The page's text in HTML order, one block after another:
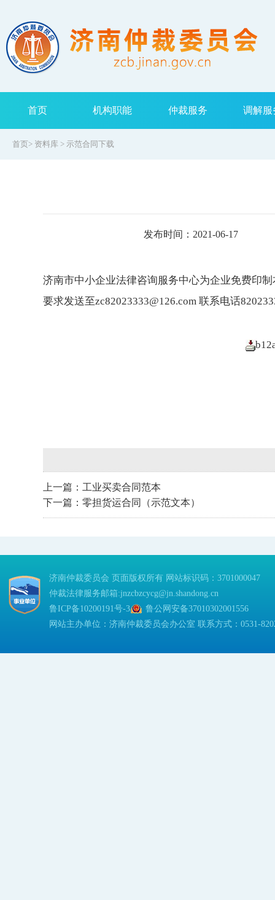
首页 机构职能 仲裁服务 调解服
首页> 资料库 > 示范合同下载
发布时间：2021-06-17
济南市中小企业法律咨询服务中心为企业免费印
要求发送至zc82023333@126.com 联系电话
上一篇： 工业买卖合同范本
下一篇： 零担货运合同（示范文本）
济南仲裁委员会 页面版权所有 网站标识码：3701000047
仲裁法律服务邮箱:jnzcbzcycg@jn.shandong.cn
鲁ICP备10200191号-3
鲁公网安备37010302001556
网站主办单位：济南仲裁委员会办公室 联系方式：0531-